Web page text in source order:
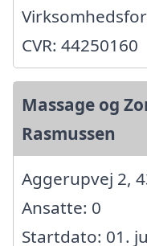
CVR: 44250160
Massage og
Rasmussen
Aggerupvej 2,
Ansatte: 0
Startdato: 01.